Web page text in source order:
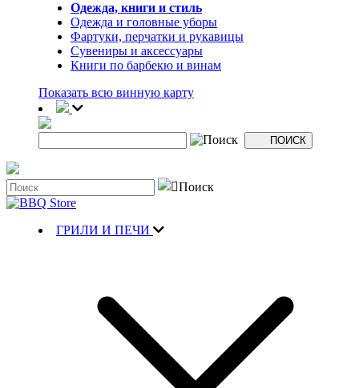
Одежда, книги и стиль
Одежда и головные уборы
Фартуки, перчатки и рукавицы
Сувениры и аксессуары
Книги по барбекю и винам
Показать всю винную карту
ГРИЛИ И ПЕЧИ